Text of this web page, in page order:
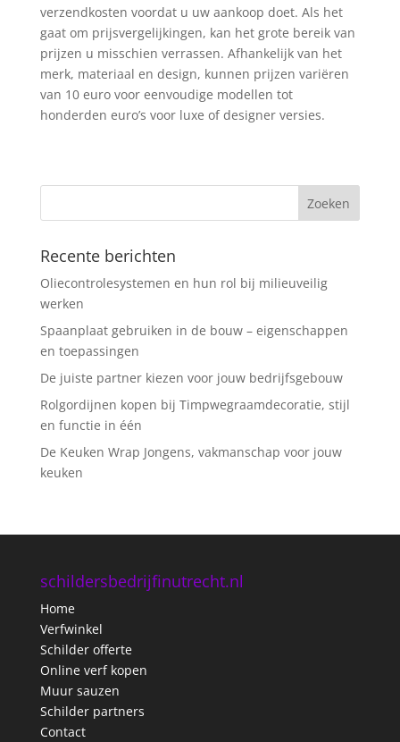
verzendkosten voordat u uw aankoop doet. Als het
gaat om prijsvergelijkingen, kan het grote bereik van
prijzen u misschien verrassen. Afhankelijk van het
merk, materiaal en design, kunnen prijzen variëren
van 10 euro voor eenvoudige modellen tot
honderden euro’s voor luxe of designer versies.
Recente berichten
Oliecontrolesystemen en hun rol bij milieuveilig
werken
Spaanplaat gebruiken in de bouw – eigenschappen
en toepassingen
De juiste partner kiezen voor jouw bedrijfsgebouw
Rolgordijnen kopen bij Timpwegraamdecoratie, stijl
en functie in één
De Keuken Wrap Jongens, vakmanschap voor jouw
keuken
schildersbedrijfinutrecht.nl
Home
Verfwinkel
Schilder offerte
Online verf kopen
Muur sauzen
Schilder partners
Contact